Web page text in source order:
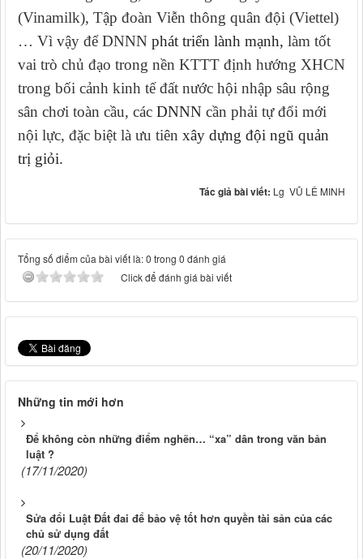
(Vinamilk), Tập đoàn Viễn thông quân đội (Viettel)
… Vì vậy để DNNN phát triển lành mạnh, làm tốt
vai trò chủ đạo trong nền KTTT định hướng XHCN
trong bối cảnh kinh tế đất nước hội nhập sâu rộng
sân chơi toàn cầu, các DNNN cần phải tự đổi mới
nội lực, đặc biệt là ưu tiên xây dựng đội ngũ quản
trị giỏi.
Tác giả bài viết: Lg VŨ LÊ MINH
Tổng số điểm của bài viết là: 0 trong 0 đánh giá
Click để đánh giá bài viết
Những tin mới hơn
Để không còn những điểm nghẽn… “xa” dân trong văn bản
luật ?
(17/11/2020)
Sửa đổi Luật Đất đai để bảo vệ tốt hơn quyền tài sản của các
chủ sử dụng đất
(20/11/2020)